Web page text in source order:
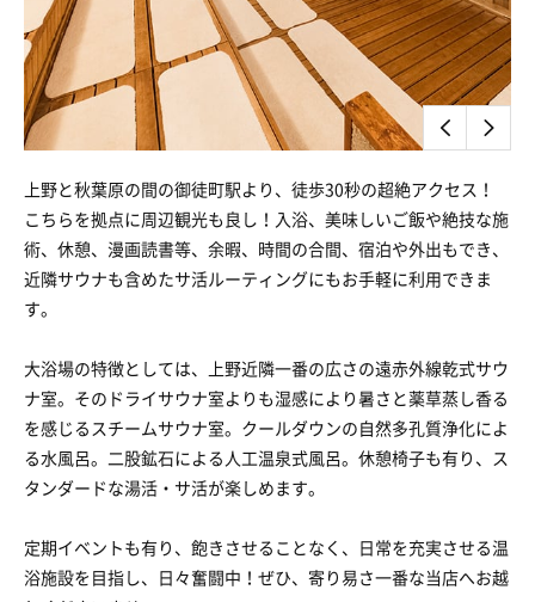
上野と秋葉原の間の御徒町駅より、徒歩30秒の超絶アクセス！
こちらを拠点に周辺観光も良し！入浴、美味しいご飯や絶技な施
術、休憩、漫画読書等、余暇、時間の合間、宿泊や外出もでき、
近隣サウナも含めたサ活ルーティングにもお手軽に利用できま
す。
大浴場の特徴としては、上野近隣一番の広さの遠赤外線乾式サウ
ナ室。そのドライサウナ室よりも湿感により暑さと薬草蒸し香る
を感じるスチームサウナ室。クールダウンの自然多孔質浄化によ
る水風呂。二股鉱石による人工温泉式風呂。休憩椅子も有り、ス
タンダードな湯活・サ活が楽しめます。
定期イベントも有り、飽きさせることなく、日常を充実させる温
浴施設を目指し、日々奮闘中！ぜひ、寄り易さ一番な当店へお越